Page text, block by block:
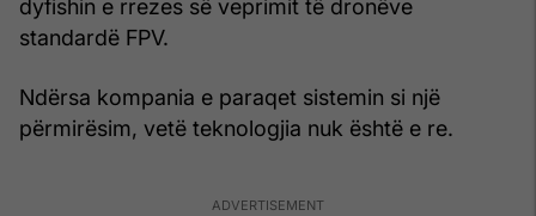
dyfishin e rrezes së veprimit të dronëve
standardë FPV.
Ndërsa kompania e paraqet sistemin si një
përmirësim, vetë teknologjia nuk është e re.